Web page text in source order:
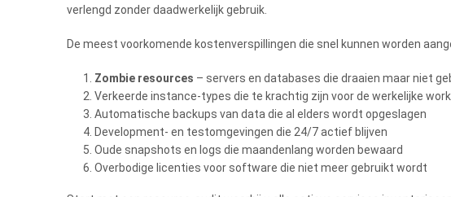
verlengd zonder daadwerkelijk gebruik.
De meest voorkomende kostenverspillingen die snel kunnen worden
Zombie resources – servers en databases die draaien maar niet
Verkeerde instance-types die te krachtig zijn voor de werkelijke
Automatische backups van data die al elders wordt opgeslagen
Development- en testomgevingen die 24/7 actief blijven
Oude snapshots en logs die maandenlang worden bewaard
Overbodige licenties voor software die niet meer gebruikt wordt